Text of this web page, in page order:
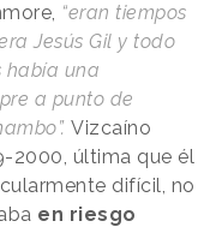
“eran tiempos
Jesús Gil y todo
había una
a punto de
Vizcaíno
2000, última que él
difícil, no
en riesgo